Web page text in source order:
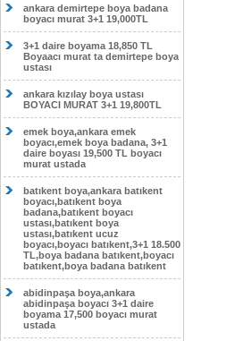
ankara demirtepe boya badana
boyacı murat 3+1 19,000TL
3+1 daire boyama 18,850 TL
Boyaacı murat ta demirtepe boya
ustası
ankara kızılay boya ustası
BOYACI MURAT 3+1 19,800TL
emek boya,ankara emek
boyacı,emek boya badana, 3+1
daire boyası 19,500 TL boyacı
murat ustada
batıkent boya,ankara batıkent
boyacı,batıkent boya
badana,batıkent boyacı
ustası,batıkent boya
ustası,batıkent ucuz
boyacı,boyacı batıkent,3+1 18.500
TL,boya badana batıkent,boyacı
batıkent,boya badana batıkent
abidinpaşa boya,ankara
abidinpaşa boyacı 3+1 daire
boyama 17,500 boyacı murat
ustada